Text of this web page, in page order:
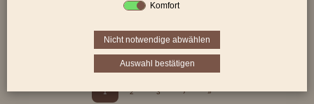
Sie befinden sich in folgender Kategorie:
Dreiecke|Rechtecke
1 2 3 › »
Komfort
Nicht notwendige abwählen
Auswahl bestätigen